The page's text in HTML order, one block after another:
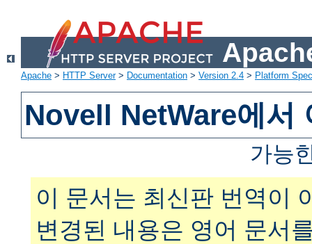
Apache > HTTP Server> Documentation > Version 2.4 > Platform
Novell NetWare에서
가능
이 문서는 최신판 번역이
변경된 내용은 영어 문서